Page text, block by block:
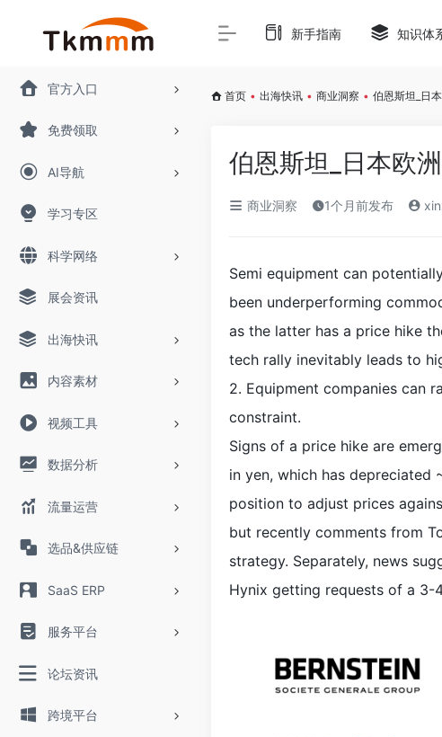
官方入口
免费领取
AI导航
学习专区
科学网络
展会资讯
出海快讯
内容素材
视频工具
数据分析
流量运营
选品&供应链
SaaS ERP
服务平台
论坛资讯
跨境平台
新手指南 知识体
首页 • 出海快讯 • 商业洞察 • 伯恩斯坦_日
伯恩斯坦_日本欧
商业洞察 1个月前发布
Semi equipment can
been underperforming
as the latter has a price hike
tech rally inevitably leads to
2. Equipment companies can
constraint.
Signs of a price hike are
in yen, which has depreciated
position to adjust prices
but recently comments from
strategy. Separately, news
Hynix getting requests of a 3-